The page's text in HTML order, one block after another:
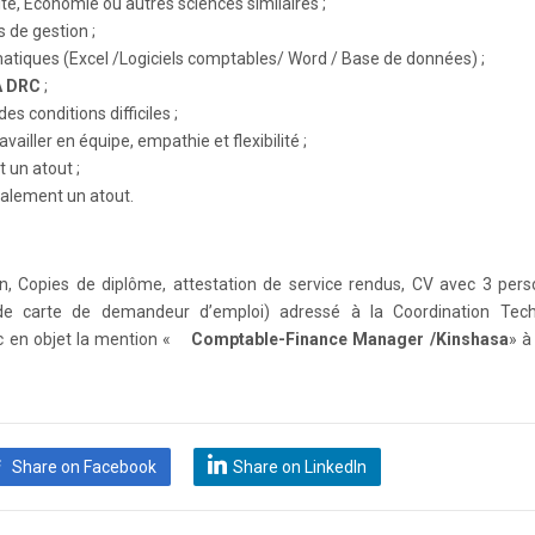
de gestion ;
(Excel /Logiciels comptables/ Word / Base de données) ;
DRC ;
conditions difficiles ;
en équipe, empathie et flexibilité ;
un atout ;
un atout.
Copies de diplôme, attestation de service rendus, CV avec 3
de demandeur d’emploi) adressé à la Coordination
en objet la mention « Comptable-Finance Manager /Kinshasa» à
Share on Facebook Share on LinkedIn